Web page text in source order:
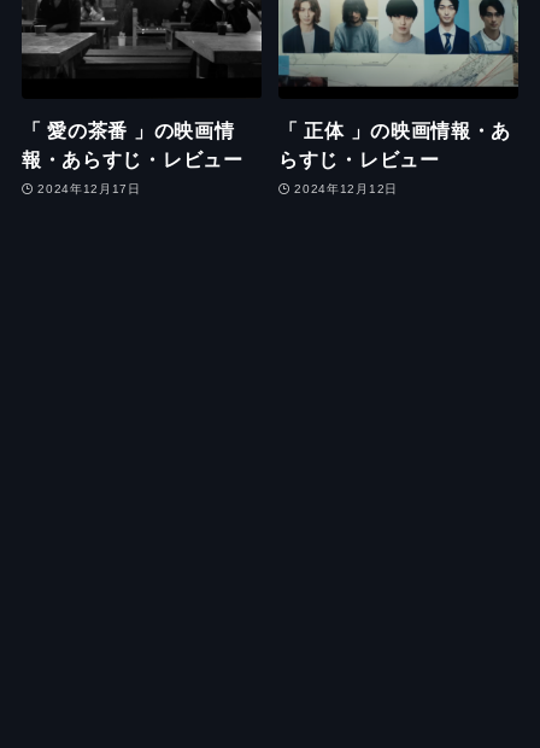
「 愛の茶番 」の映画情
報・あらすじ・レビュー
2024年12月17日
「 正体 」の映画情報・あ
らすじ・レビュー
2024年12月12日